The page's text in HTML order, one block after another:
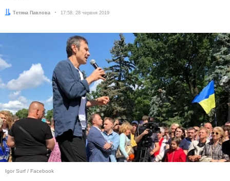
Автор:
Тетяна Павлова Дата:
17:58, 28 червня 2019
Igor Surf / Facebook